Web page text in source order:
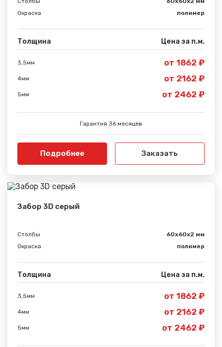
Окраска
полимер
Толщина Цена за п.м.
3,5мм от 1862 ₽
4мм от 2162 ₽
5мм от 2462 ₽
Гарантия 36 месяцев
Подробнее Заказать
Забор 3D серый
Столбы
60х60х2 мм
Окраска
полимер
Толщина Цена за п.м.
3,5мм от 1862 ₽
4мм от 2162 ₽
5мм от 2462 ₽
Спасибо за обращение, наш специалист свяжется с
Вами.